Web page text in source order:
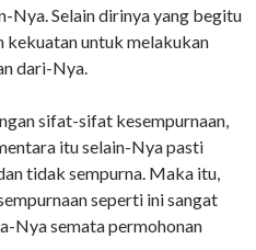
Nya. Selain dirinya yang begitu
kekuatan untuk melakukan
dari-Nya.
sifat-sifat kesempurnaan,
itu selain-Nya pasti
tidak sempurna. Maka itu,
seperti ini sangat
Nya semata permohonan